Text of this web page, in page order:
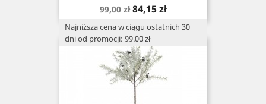
Cena
99,00 zł Cena
84,15 zł
Najniższa cena w ciągu ostatnich 30
dni od promocji: 99.00 zł